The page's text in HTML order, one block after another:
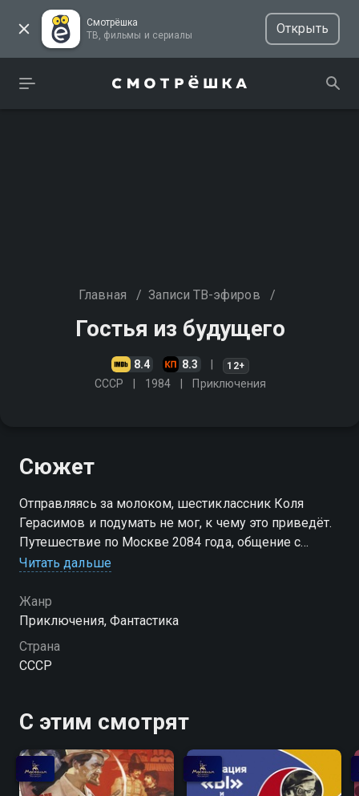
Смотрёшка
ТВ, фильмы и сериалы
Открыть
Главная / Записи ТВ-эфиров /
Гостья из будущего
8.4 8.3 12+
СССР 1984 Приключения
Сюжет
Отправляясь за молоком, шестиклассник Коля
Герасимов и подумать не мог, к чему это приведёт.
Путешествие по Москве 2084 года, общение с
роботом, борьба с космическими пиратами за
долю отважного пионера?
Читать дальше
Жанр
Приключения, Фантастика
Страна
СССР
С этим смотрят